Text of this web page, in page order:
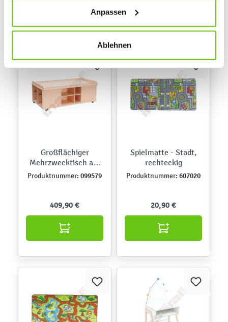
jederzeit ändern, indem Sie auf die Schaltfläche unten
links klicken. Weitere Informationen zur Datennutzung
Anpassen
Ablehnen
Großflächiger
Mehrzwecktisch auf
Rollen, rechteckig, H
Produktnummer: 099579
409,90 €
Spielmatte - Stadt,
rechteckig
Produktnummer: 607020
20,90 €